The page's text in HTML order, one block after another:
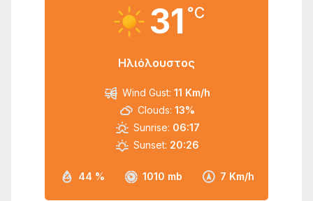
31 °C
Ηλιόλουστος
44 % 1010 mb 7 Km/h
Wind Gust: 11 Km/h
Clouds: 13%
Sunrise: 06:17
Sunset: 20:26